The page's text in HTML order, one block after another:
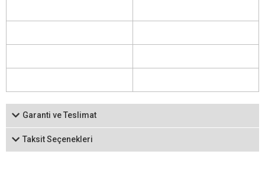
Garanti ve Teslimat
Taksit Seçenekleri